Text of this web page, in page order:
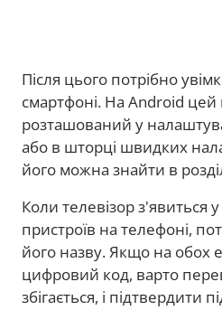
Після цього потрібно
смартфоні. На Android цей
розташований у
або в шторці швидких
його можна знайти в
Коли телевізор з'явиться
пристроїв на телефоні,
його назву. Якщо на обох
цифровий код, варто
збігається, і підтвердити